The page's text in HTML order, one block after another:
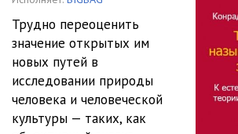
Трудно переоценить
значение открытых им
новых путей в
исследовании природы
человека и человеческой
культуры — таких, как